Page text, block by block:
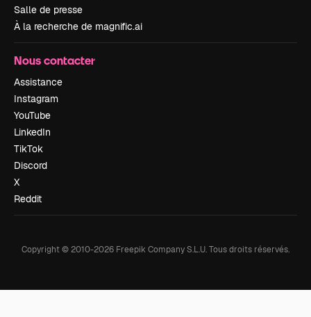
Salle de presse
À la recherche de magnific.ai
Nous contacter
Assistance
Instagram
YouTube
LinkedIn
TikTok
Discord
X
Reddit
Copyright © 2010-2026 Freepik Company S.L.U.Tous droits réservés.